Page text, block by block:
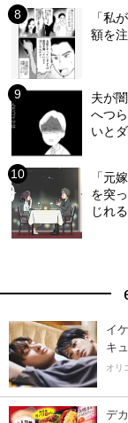
「私
額を
夫が
へつ
いと
「元
を突
じれ
イ
キ
オリ
デ